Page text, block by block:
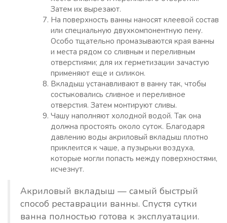
Затем их вырезают.
На поверхность ванны наносят клеевой состав
или специальную двухкомпонентную пену.
Особо тщательно промазываются края ванны
и места рядом со сливным и переливным
отверстиями; для их герметизации зачастую
применяют еще и силикон.
Вкладыш устанавливают в ванну так, чтобы
состыковались сливное и переливное
отверстия. Затем монтируют сливы.
Чашу наполняют холодной водой. Так она
должна простоять около суток. Благодаря
давлению воды акриловый вкладыш плотно
приклеится к чаше, а пузырьки воздуха,
которые могли попасть между поверхностями,
исчезнут.
Акриловый вкладыш — самый быстрый
способ реставрации ванны. Спустя сутки
ванна полностью готова к эксплуатации.